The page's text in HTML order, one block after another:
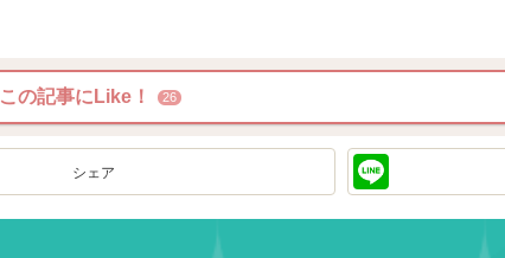
この記事にLike！ 26
シェア